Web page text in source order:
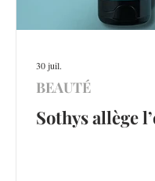
Sothys allège
BEAUTÉ
30 juil.